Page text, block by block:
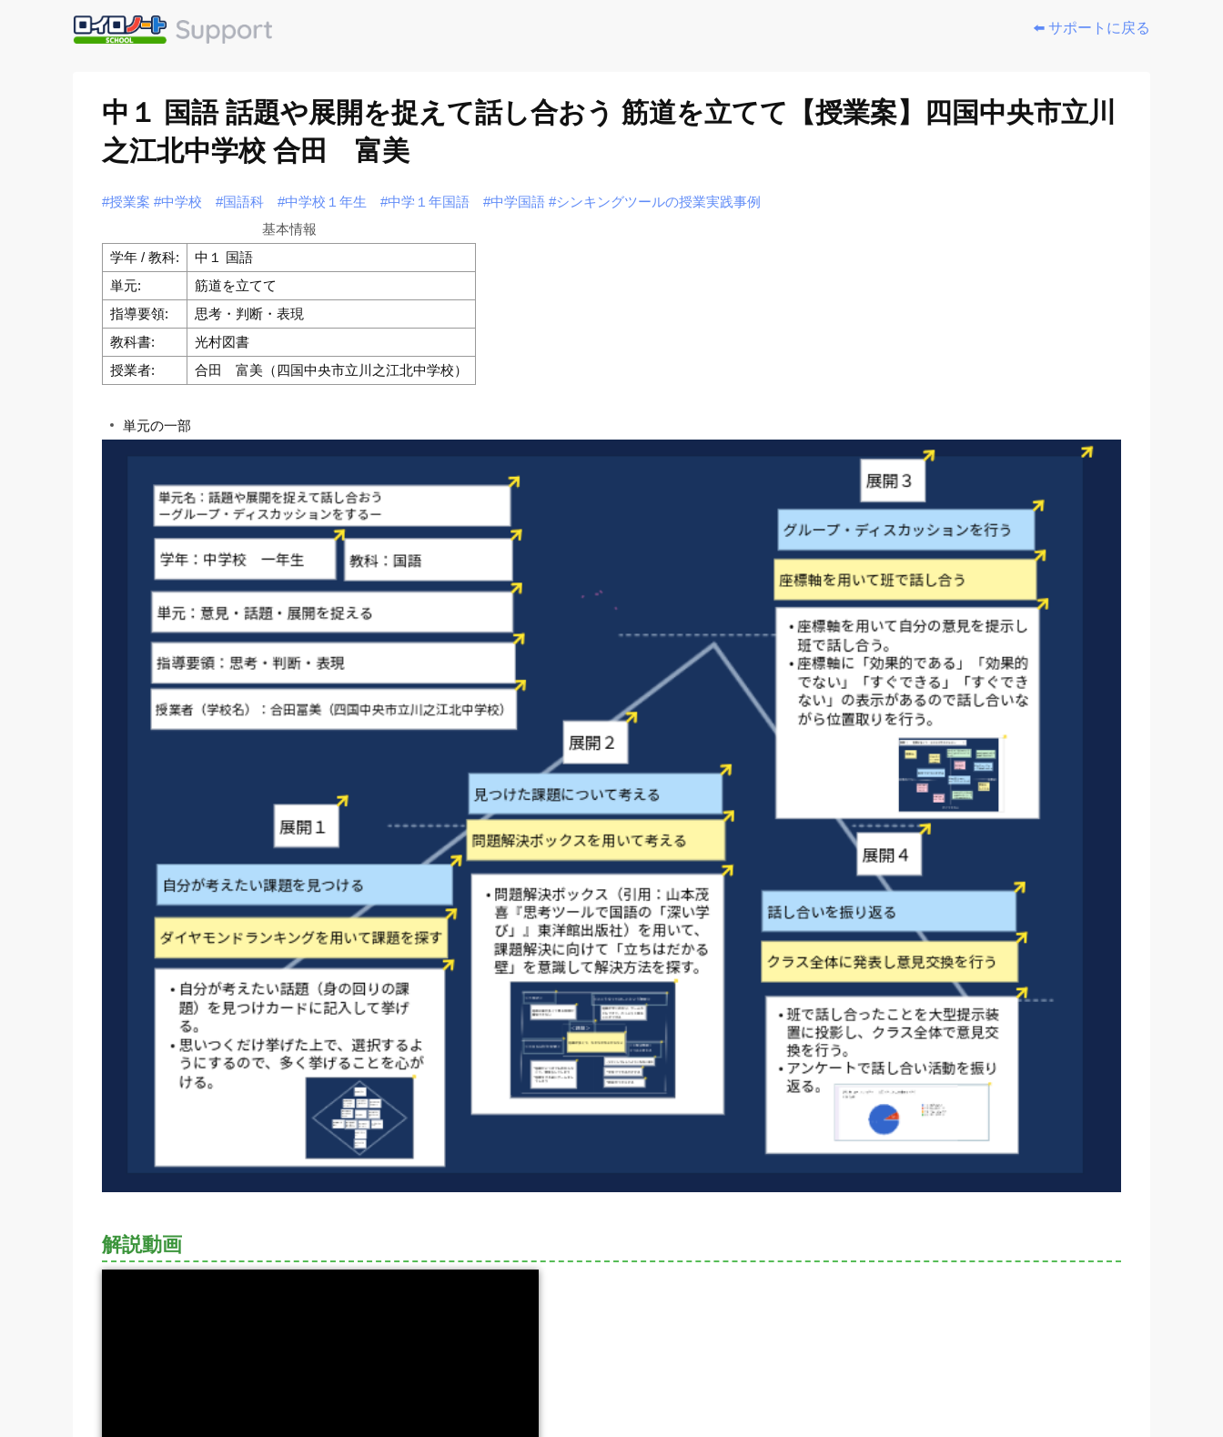
⬅️ サポートに戻る
中１ 国語 話題や展開を捉えて話し合おう 筋道を立てて【授業案】四国中央市立川
之江北中学校 合田 富美
#授業案 #中学校 #国語科 #中学校１年生 #中学１年国語 #中学国語 #シンキングツールの授業実践事例
基本情報
学年 / 教科:
中１ 国語
単元:
筋道を立てて
指導要領:
思考・判断・表現
教科書:
光村図書
授業者:
合田 富美（四国中央市立川之江北中学校）
単元の一部
解説動画